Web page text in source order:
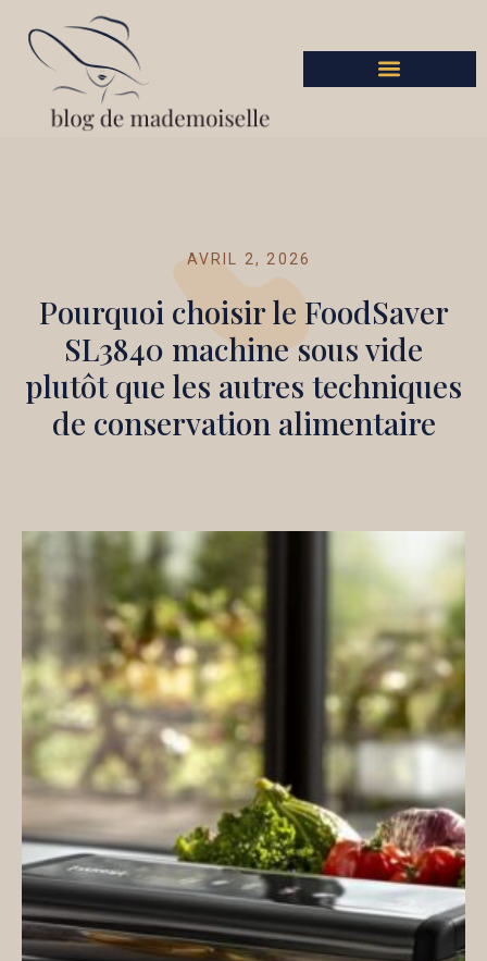
AVRIL 2, 2026
Pourquoi choisir le FoodSaver
SL3840 machine sous vide
plutôt que les autres techniques
de conservation alimentaire